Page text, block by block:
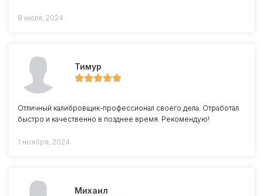
8 июля, 2024
Тимур
Отличный калибровщик-профессионал своего дела. Отработал
быстро и качественно в позднее время. Рекомендую!
1 ноября, 2024
Михаил